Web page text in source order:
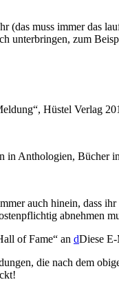
(das muss immer das
unterbringen, zum
Hüstel Verlag
in Anthologien, Bücher
auch hinein, dass
abnehmen
of Fame“ an dDiese E-
die nach dem